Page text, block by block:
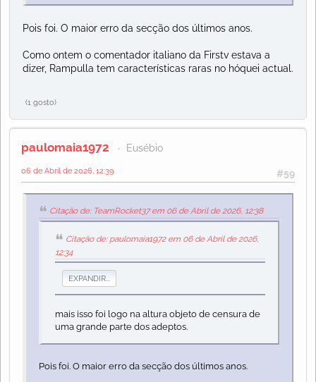
Pois foi. O maior erro da secção dos últimos anos.
Como ontem o comentador italiano da Firstv estava a
dizer, Rampulla tem características raras no hóquei actual.
(1 gosto)
paulomaia1972 Eusébio
#59
06 de Abril de 2026, 12:39
Citação de: TeamRocket37 em 06 de Abril de 2026, 12:38
Citação de: paulomaia1972 em 06 de Abril de 2026,
12:34
EXPANDIR...
mais isso foi logo na altura objeto de censura de
uma grande parte dos adeptos.
Pois foi. O maior erro da secção dos últimos anos.